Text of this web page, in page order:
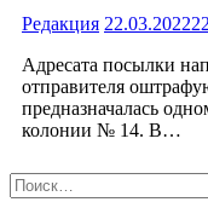
Редакция 22.03.2022
Адресата посылки
отправителя
предназначалась
колонии № 14. В…
Найти: